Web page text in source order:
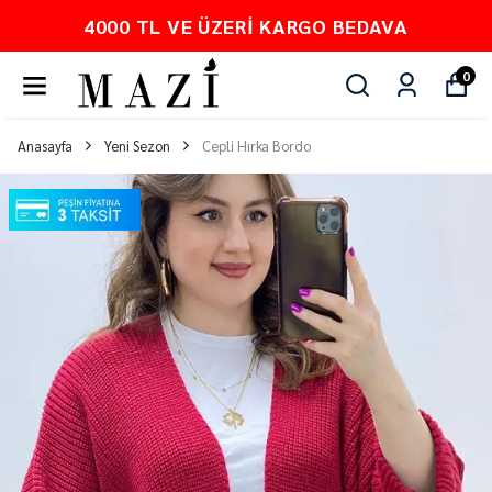
4000 TL VE ÜZERI KARGO BEDAVA
0
Anasayfa Yeni Sezon Cepli Hırka Bordo